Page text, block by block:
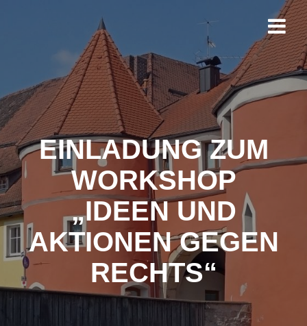
EINLADUNG ZUM
WORKSHOP
„IDEEN UND
AKTIONEN GEGEN
RECHTS“